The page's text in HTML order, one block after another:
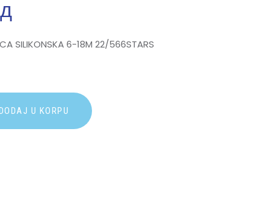
SILIKONSKA 6-18M 22/566STARS
U KORPU
l